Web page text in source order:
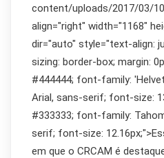
content/uploads/2017/03/
align="right" width="1168"
dir="auto" style="text-align:
sizing: border-box; margin:
#444444; font-family:
Arial, sans-serif; font-size:
#333333; font-family:
serif; font-size:
em que o CRCAM é